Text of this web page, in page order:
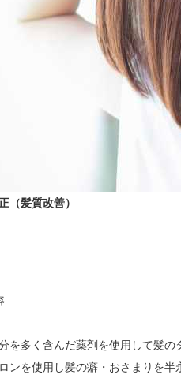
（髪質改善）
を多く含んだ薬剤を使用して髪の
ンを使用し髪の癖・おさまりを半